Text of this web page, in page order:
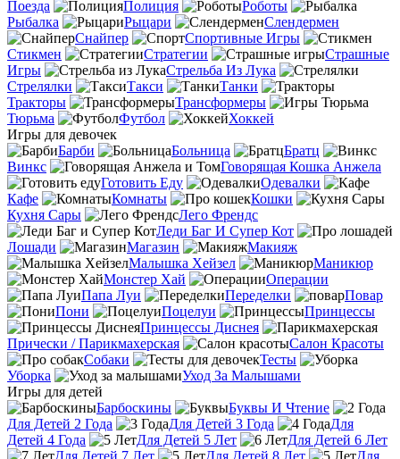
Поезда
Полиция
Роботы
Рыбалка
Рыцари
Слендермен
Снайпер
Спортивные Игры
Стикмен
Стратегии
Страшные
Игры
Стрельба Из Лука
Стрелялки
Такси
Танки
Тракторы
Трансформеры
Тюрьма
Футбол
Хоккей
Игры для девочек
Барби
Больница
Братц
Винкс
Говорящая Кошка Анжела
Готовить Еду
Одевалки
Кафе
Комнаты
Кошки
Кухня Сары
Лего Френдс
Леди Баг И Супер Кот
Лошади
Магазин
Макияж
Малышка Хейзел
Маникюр
Монстер Хай
Операции
Папа Луи
Переделки
Повар
Пони
Поцелуи
Принцессы
Принцессы Диснея
Прически / Парикмахерская
Салон Красоты
Собаки
Тесты
Уборка
Уход За Малышами
Игры для детей
Барбоскины
Буквы И Чтение
Для Детей 2 Года
Для Детей 3 Года
Для
Детей 4 Года
Для Детей 5 Лет
Для Детей 6 Лет